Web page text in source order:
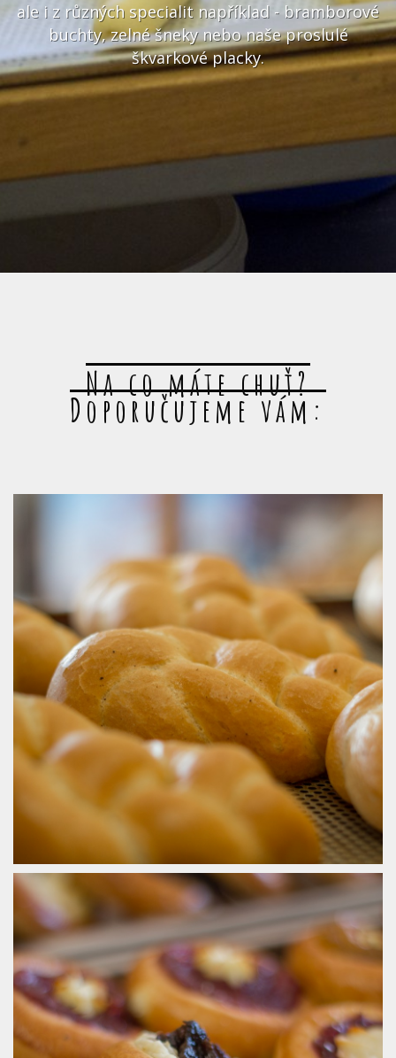
ale i z různých specialit například - bramborové
buchty, zelné šneky nebo naše proslulé
škvarkové placky.
Na co máte chuť?
Doporučujeme vám: